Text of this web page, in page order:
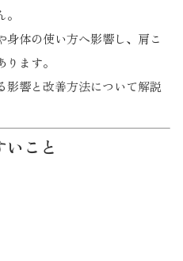
体の使い方へ影響し、肩こ
ます。
影響と改善方法について解説
こと